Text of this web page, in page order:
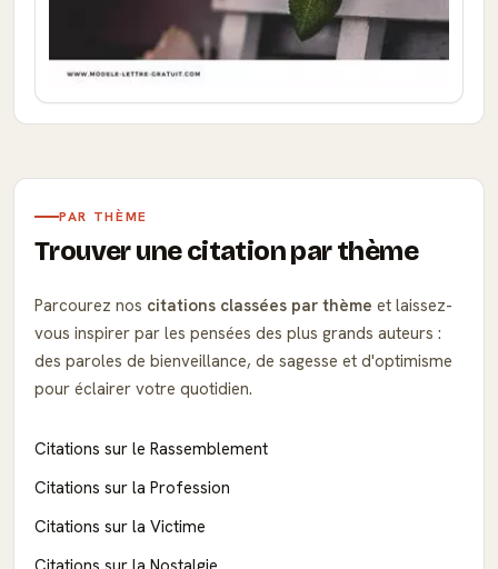
PAR THÈME
Trouver une citation par thème
Parcourez nos citations classées par thème et laissez-
vous inspirer par les pensées des plus grands auteurs :
des paroles de bienveillance, de sagesse et d'optimisme
pour éclairer votre quotidien.
Citations sur le Rassemblement
Citations sur la Profession
Citations sur la Victime